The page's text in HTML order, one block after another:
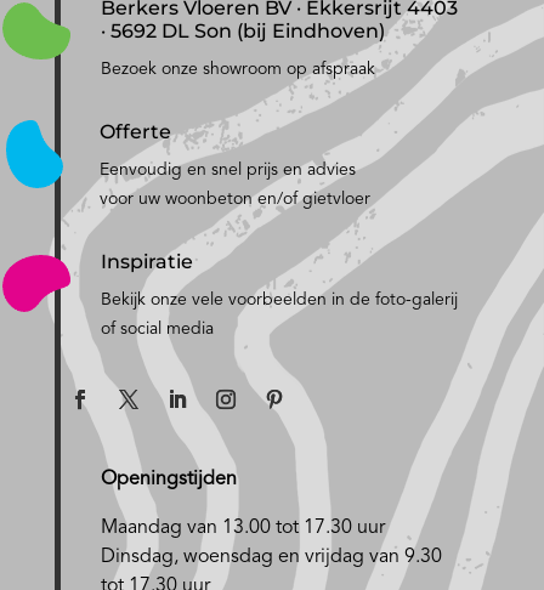
Berkers Vloeren BV · Ekkersrijt 4403
· 5692 DL Son (bij Eindhoven)
Bezoek onze showroom op afspraak
Offerte
Eenvoudig en snel prijs en advies
voor uw woonbeton en/of gietvloer
Inspiratie
Bekijk onze vele voorbeelden in de foto-galerij
of social media
Openingstijden
Maandag van 13.00 tot 17.30 uur
Dinsdag, woensdag en vrijdag van 9.30